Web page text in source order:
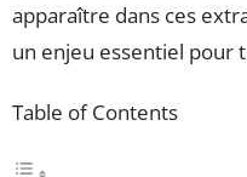
apparaître dans ces
un enjeu essentiel pour
Table of Contents